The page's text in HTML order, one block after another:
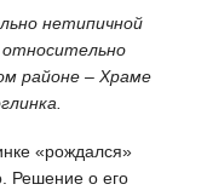
нетипичной
районе – Храме
«рождался»
Решение о его